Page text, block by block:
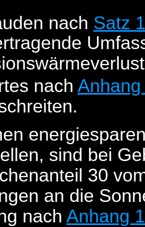
nach Satz
nach
sind bei
30
an die
nach Anhang